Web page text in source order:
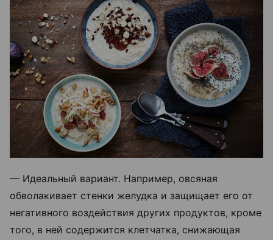
— Идеальный вариант. Например, овсяная
обволакивает стенки желудка и защищает его от
негативного воздействия других продуктов, кроме
того, в ней содержится клетчатка, снижающая